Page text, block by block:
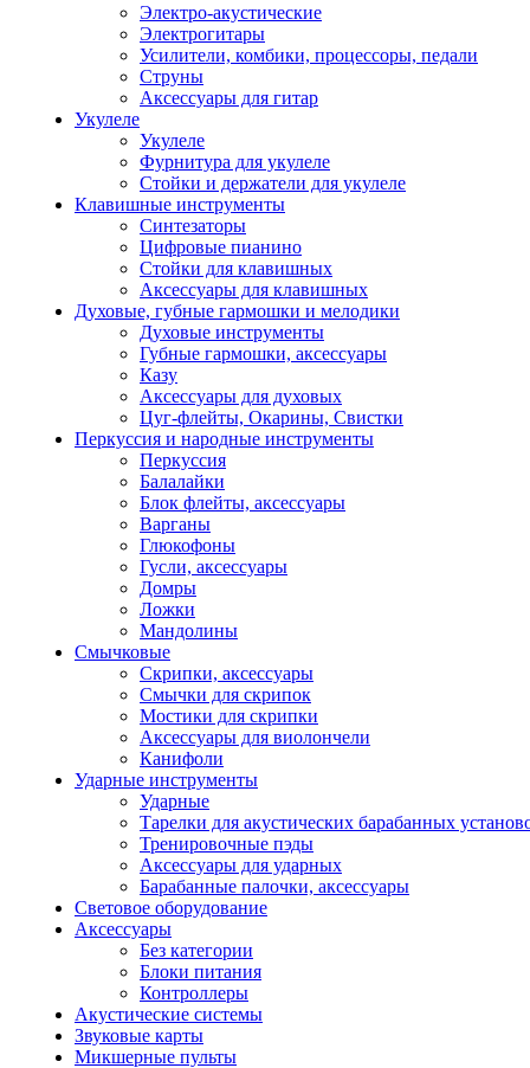
Электро-акустические
Электрогитары
Усилители, комбики, процессоры, педали
Струны
Аксессуары для гитар
Укулеле
Укулеле
Фурнитура для укулеле
Стойки и держатели для укулеле
Клавишные инструменты
Синтезаторы
Цифровые пианино
Стойки для клавишных
Аксессуары для клавишных
Духовые, губные гармошки и мелодики
Духовые инструменты
Губные гармошки, аксессуары
Казу
Аксессуары для духовых
Цуг-флейты, Окарины, Свистки
Перкуссия и народные инструменты
Перкуссия
Балалайки
Блок флейты, аксессуары
Варганы
Глюкофоны
Гусли, аксессуары
Домры
Ложки
Мандолины
Смычковые
Скрипки, аксессуары
Смычки для скрипок
Мостики для скрипки
Аксессуары для виолончели
Канифоли
Ударные инструменты
Ударные
Тарелки для акустических барабанных
Тренировочные пэды
Аксессуары для ударных
Барабанные палочки, аксессуары
Световое оборудование
Аксессуары
Без категории
Блоки питания
Контроллеры
Акустические системы
Звуковые карты
Микшерные пульты